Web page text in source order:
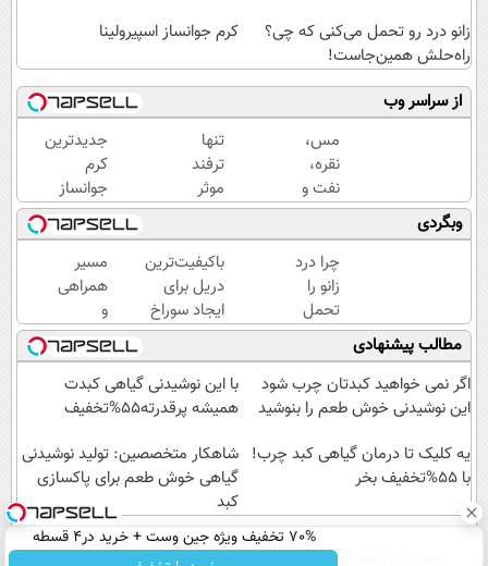
زانو درد رو تحمل می‌کنی که چی؟
راه‌حلش همین‌جاست!
کرم جوانساز اسپیرولینا
از سراسر وب
مس،
نقره،
نفت و
گاز؛
چهار
دارایی
جهانی
در
یک
سبد
تنها
ترفند
موثر
رفع
چروک
پوست،
همین
کرم
آلمانیه
(45%
تخفیف)
جدیدترین
کرم
جوانساز
حاوی
جلبک
اسپیرولینا!
( لینک
خرید با
تخفیف
ویژه)
وبگردی
چرا درد
زانو را
تحمل
می‌کنی؟
خیلی
ساده
درمنزل
کن
باکیفیت‌ترین
دریل برای
ایجاد سوراخ
😱
مسیر
همراهی
و
گزارش
عملکرد
گروه
اسنپ
۱۴۰۴
مطالب پیشنهادی
اگر نمی خواهید کبدتان چرب شود
این نوشیدنی خوش طعم را بنوشید
با این نوشیدنی گیاهی کبدت
همیشه پرقدرته55%تخفیف
یه کلیک تا درمان گیاهی کبد چرب!
با 55%تخفیف بخر
شاهکار متخصصین: تولید نوشیدنی
گیاهی خوش طعم برای پاکسازی
کبد
70% تخفیف ویژه جین وست + خرید در4 قسطه
عصر ایران۲ درباره عصرایران تماس با ما